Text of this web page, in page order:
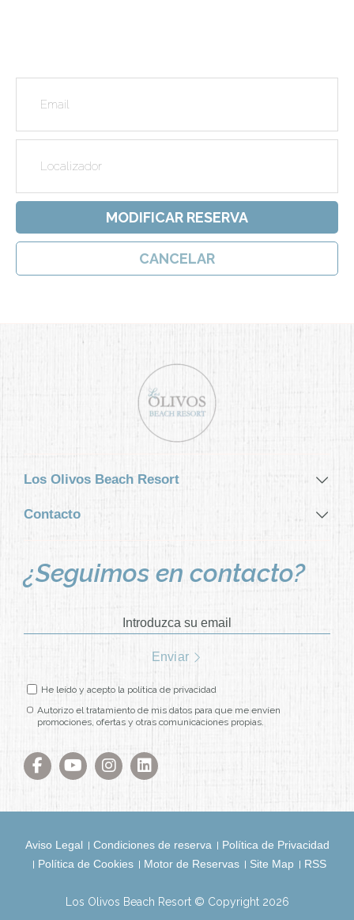
SKY BAR MARGARITA'S
BEACH CLUBS
ACTIVIDADES
CONTACTO
MIS RESERVAS
ESPAÑOL ENGLISH DEUTSCH
MODIFICAR RESERVA
CANCELAR
Los Olivos Beach Resort
Contacto
¿Seguimos en contacto?
Introduzca su email
Enviar
He leído y acepto la política de privacidad
Autorizo el tratamiento de mis datos para que me envíen
promociones, ofertas y otras comunicaciones propias.
Los Olivos Beach Resort © Copyright 2026
Aviso Legal Condiciones de reserva
Política de Privacidad
Política de Cookies
Motor de Reservas Site Map RSS